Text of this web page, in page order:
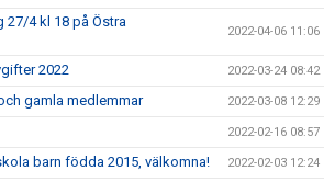
27/4 kl 18 på Östra
2022-04-06 11:06
2022 2022-03-24 08:42
gamla medlemmar 2022-03-08 12:29
2022-02-16 08:57
barn födda 2015, välkomna! 2022-02-03 12:24